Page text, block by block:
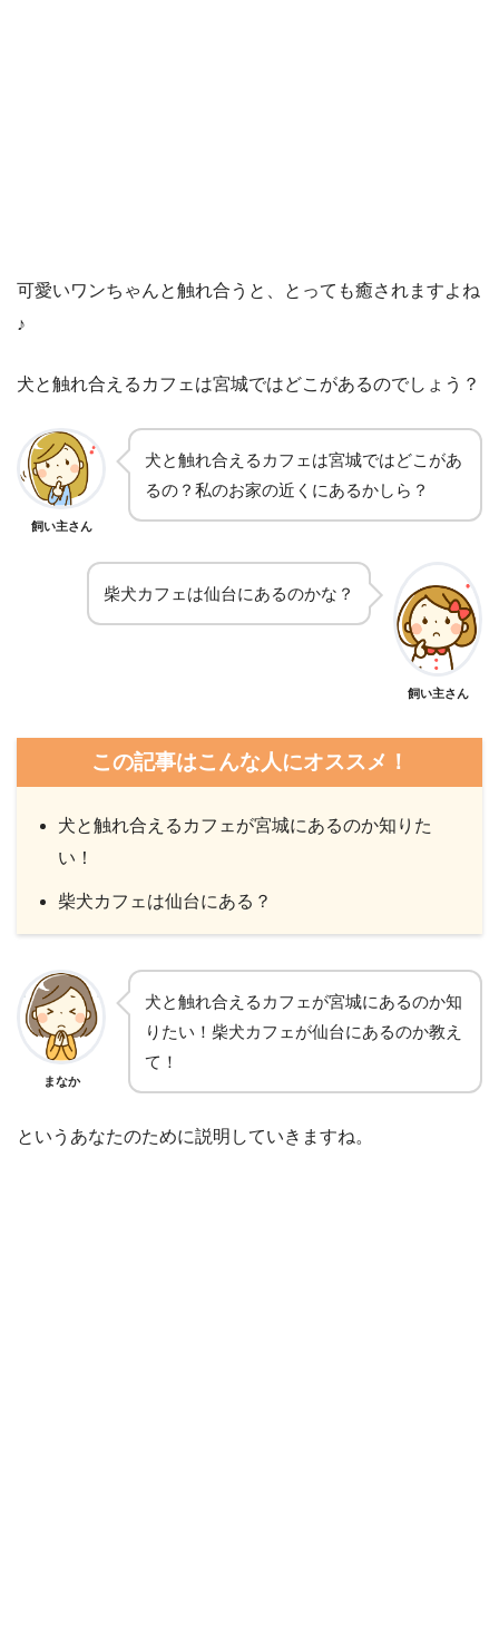
可愛いワンちゃんと触れ合うと、とっても癒されますよね
♪
犬と触れ合えるカフェは宮城ではどこがあるのでしょう？
飼い主さん
犬と触れ合えるカフェは宮城ではどこがあ
るの？私のお家の近くにあるかしら？
柴犬カフェは仙台にあるのかな？
飼い主さん
この記事はこんな人にオススメ！
犬と触れ合えるカフェが宮城にあるのか知りた
い！
柴犬カフェは仙台にある？
まなか
犬と触れ合えるカフェが宮城にあるのか知
りたい！柴犬カフェが仙台にあるのか教え
て！
というあなたのために説明していきますね。